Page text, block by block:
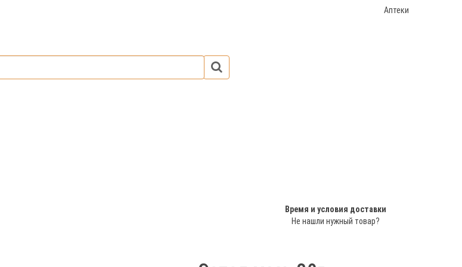
Аптеки
Время и условия доставки
Не нашли нужный товар?